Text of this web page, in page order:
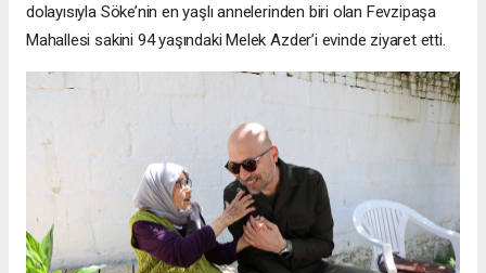
dolayısıyla Söke’nin en yaşlı annelerinden biri olan Fevzipaşa
Mahallesi sakini 94 yaşındaki Melek Azder’i evinde ziyaret etti.